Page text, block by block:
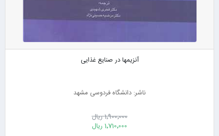
آنزیمها در صنایع غذایی
ناشر: دانشگاه فردوسی مشهد
1٬900٬000 ریال
1٬710٬000 ریال